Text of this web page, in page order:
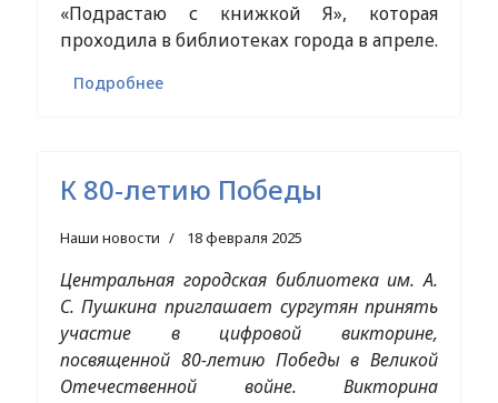
«Подрастаю с книжкой Я», которая
проходила в библиотеках города в апреле.
Подробнее
К 80-летию Победы
Наши новости 18 февраля 2025
Центральная городская библиотека им. А.
С. Пушкина приглашает сургутян принять
участие в цифровой викторине,
посвященной 80-летию Победы в Великой
Отечественной войне. Викторина